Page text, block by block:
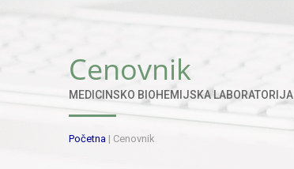
Cenovnik
MEDICINSKO BIOHEMIJSKA LABORATORIJA
Početna | Cenovnik